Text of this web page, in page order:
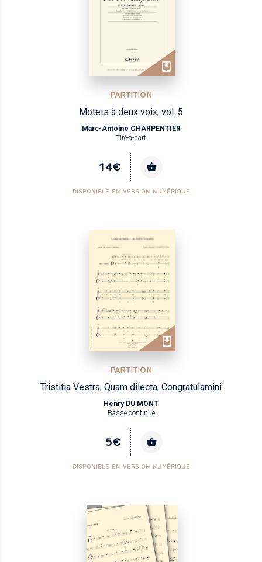
PARTITION
Motets à deux voix, vol. 5
Marc-Antoine CHARPENTIER
Tiré-à-part
14€
DISPONIBLE EN VERSION NUMÉRIQUE
PARTITION
Tristitia Vestra, Quam dilecta, Congratulamini
Henry DU MONT
Basse continue
5€
DISPONIBLE EN VERSION NUMÉRIQUE